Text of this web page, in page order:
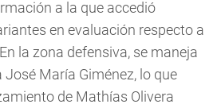
a la que accedió
en evaluación respecto a
la zona defensiva, se maneja
María Giménez, lo que
de Mathías Olivera